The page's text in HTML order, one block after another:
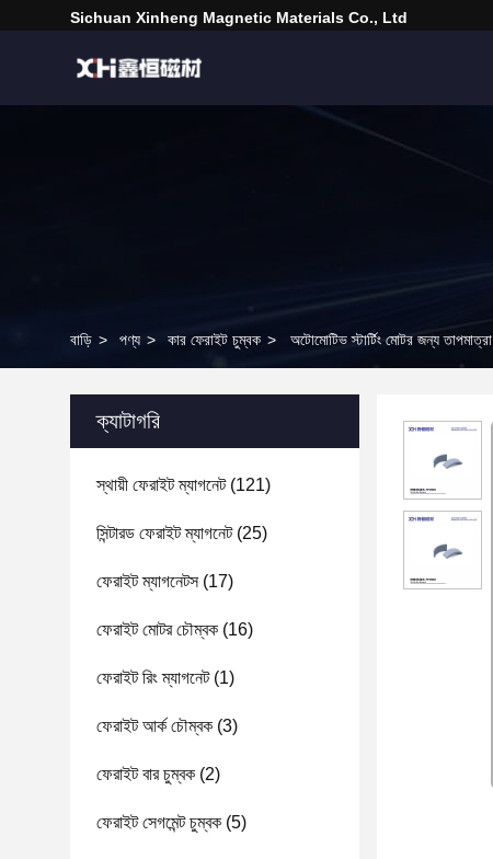
Sichuan Xinheng Magnetic Materials Co., Ltd
বাড়ি > পণ্য > কার ফেরাইট চুম্বক > অটোমোটিভ স্টার্টিং মোটর জন্য
ক্যাটাগরি
স্থায়ী ফেরাইট ম্যাগনেট(121)
সিন্টারড ফেরাইট ম্যাগনেট(25)
ফেরাইট ম্যাগনেটস(17)
ফেরাইট মোটর চৌম্বক (16)
ফেরাইট রিং ম্যাগনেট(1)
ফেরাইট আর্ক চৌম্বক (3)
ফেরাইট বার চুম্বক (2)
ফেরাইট সেগমেন্ট চুম্বক (5)